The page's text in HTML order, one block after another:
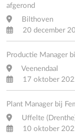
afgerond
Bilthoven
20 december
Productie Manager
Veenendaal
17 oktober
Plant Manager bij
Uffelte
10 oktober